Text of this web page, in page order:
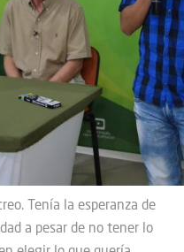
Tenía la esperanza de
a pesar de no tener lo